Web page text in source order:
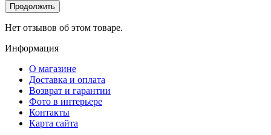
Продолжить
Нет отзывов об этом товаре.
Информация
О магазине
Доставка и оплата
Возврат и гарантии
Фото в интерьере
Контакты
Карта сайта